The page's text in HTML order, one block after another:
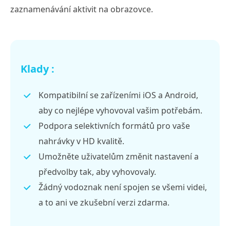
zaznamenávání aktivit na obrazovce.
Klady :
Kompatibilní se zařízeními iOS a Android,
aby co nejlépe vyhovoval vašim potřebám.
Podpora selektivních formátů pro vaše
nahrávky v HD kvalitě.
Umožněte uživatelům změnit nastavení a
předvolby tak, aby vyhovovaly.
Žádný vodoznak není spojen se všemi videi,
a to ani ve zkušební verzi zdarma.